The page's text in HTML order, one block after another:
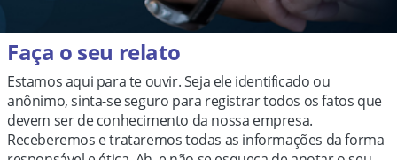
Faça o seu relato
Estamos aqui para te ouvir. Seja ele identificado ou
anônimo, sinta-se seguro para registrar todos os fatos que
devem ser de conhecimento da nossa empresa.
Receberemos e trataremos todas as informações da forma